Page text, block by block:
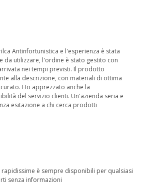
Antinfortunistica e l'esperienza è stata
da utilizzare, l'ordine è stato gestito con
nei tempi previsti. Il prodotto
alla descrizione, con materiali di ottima
Ho apprezzato anche la
del servizio clienti. Un'azienda seria e
esitazione a chi cerca prodotti
è sempre disponibili per qualsiasi
senza informazioni